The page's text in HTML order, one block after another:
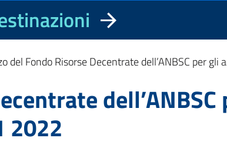
del Fondo Risorse Decentrate dell’ANBSC per gli
dell’ANBSC
2022